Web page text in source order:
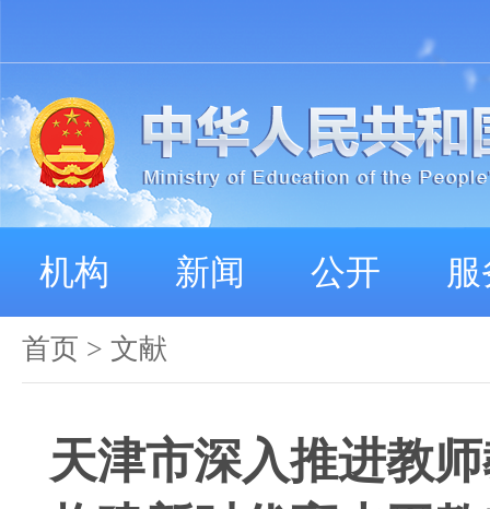
机构 新闻 公开
首页 > 文献
天津市深入推进教